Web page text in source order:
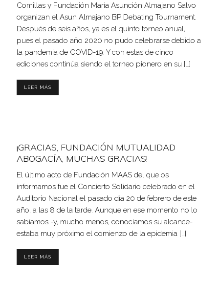
Comillas y Fundación María Asunción Almajano Salvo
organizan el Asun Almajano BP Debating Tournament.
Después de seis años, ya es el quinto torneo anual,
pues el pasado año 2020 no pudo celebrarse debido a
la pandemia de COVID-19. Y con estas de cinco
ediciones continúa siendo el torneo pionero en su […]
LEER MÁS
¡GRACIAS, FUNDACIÓN MUTUALIDAD
ABOGACÍA, MUCHAS GRACIAS!
El último acto de Fundación MAAS del que os
informamos fue el Concierto Solidario celebrado en el
Auditorio Nacional el pasado día 20 de febrero de este
año, a las 8 de la tarde. Aunque en ese momento no lo
sabíamos -y, mucho menos, conocíamos su alcance-
estaba muy próximo el comienzo de la epidemia […]
LEER MÁS